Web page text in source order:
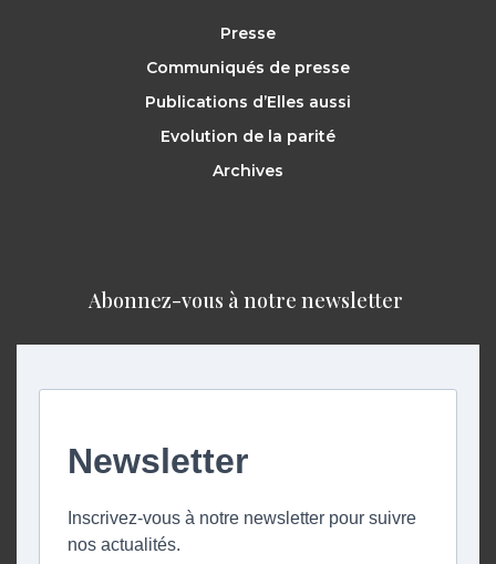
Presse
Communiqués de presse
Publications d’Elles aussi
Evolution de la parité
Archives
Abonnez-vous à notre newsletter ​